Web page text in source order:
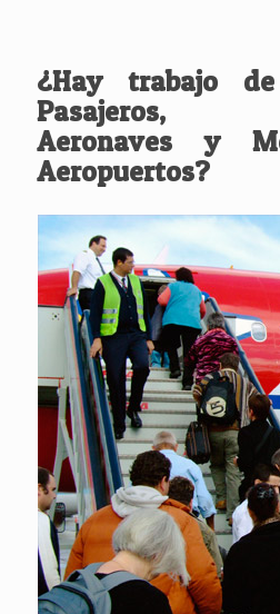
¿Hay trabajo
Pasajeros,
Aeronaves y
Aeropuertos?